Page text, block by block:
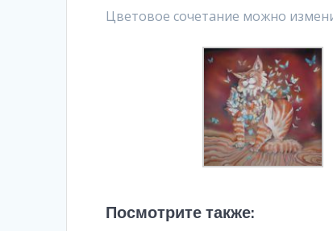
Цветовое сочетание можно
Посмотрите также: